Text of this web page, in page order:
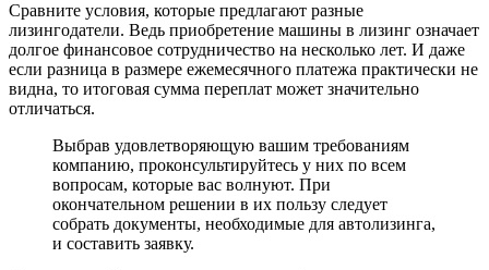
Сравните условия, которые предлагают разные
лизингодатели. Ведь приобретение машины в лизинг означает
долгое финансовое сотрудничество на несколько лет. И даже
если разница в размере ежемесячного платежа практически не
видна, то итоговая сумма переплат может значительно
отличаться.
Выбрав удовлетворяющую вашим требованиям
компанию, проконсультируйтесь у них по всем
вопросам, которые вас волнуют. При
окончательном решении в их пользу следует
собрать документы, необходимые для автолизинга,
и составить заявку.